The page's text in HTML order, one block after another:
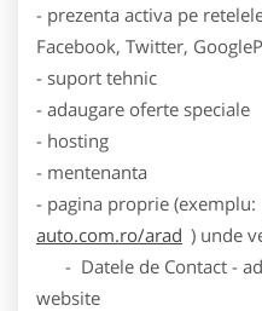
- prezenta activa pe
Facebook, Twitter,
- suport tehnic
- adaugare oferte speciale
- hosting
- mentenanta
- pagina proprie (exemplu:
auto.com.ro/arad ) unde
- Datele de Contact -
website